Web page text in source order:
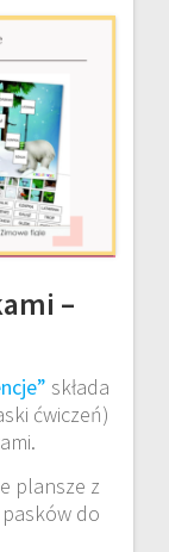
–
składa
ćwiczeń)
plansze z
do